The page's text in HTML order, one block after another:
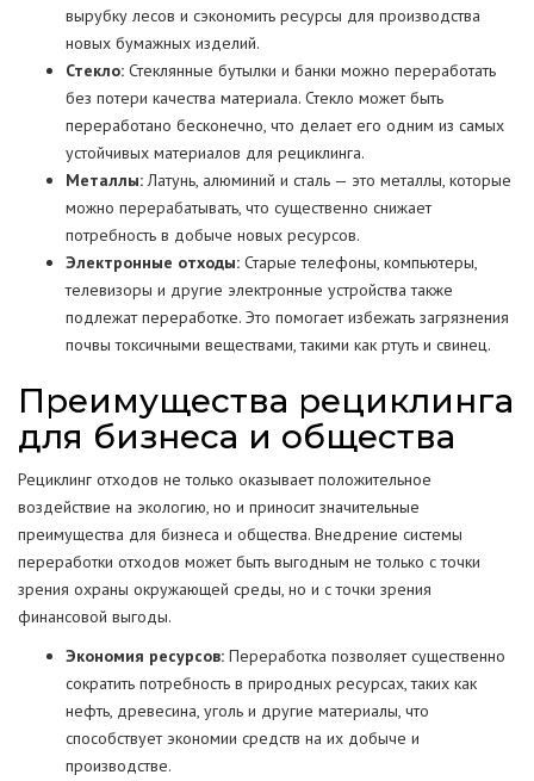
вырубку лесов и сэкономить ресурсы для производства
новых бумажных изделий.
Стекло: Стеклянные бутылки и банки можно переработать
без потери качества материала. Стекло может быть
переработано бесконечно, что делает его одним из самых
устойчивых материалов для рециклинга.
Металлы:Латунь, алюминий и сталь — это металлы, которые
можно перерабатывать, что существенно снижает
потребность в добыче новых ресурсов.
Электронные отходы: Старые телефоны, компьютеры,
телевизоры и другие электронные устройства также
подлежат переработке. Это помогает избежать загрязнения
почвы токсичными веществами, такими как ртуть и свинец.
Преимущества рециклинга
для бизнеса и общества
Рециклинг отходов не только оказывает положительное
воздействие на экологию, но и приносит значительные
преимущества для бизнеса и общества. Внедрение системы
переработки отходов может быть выгодным не только с точки
зрения охраны окружающей среды, но и с точки зрения
финансовой выгоды.
Экономия ресурсов: Переработка позволяет существенно
сократить потребность в природных ресурсах, таких как
нефть, древесина, уголь и другие материалы, что
способствует экономии средств на их добыче и
производстве.